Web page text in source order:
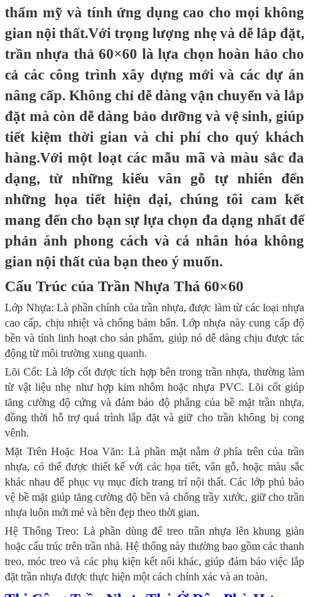
thẩm mỹ và tính ứng dụng cao cho mọi không
gian nội thất.Với trọng lượng nhẹ và dễ lắp đặt,
trần nhựa thả 60×60 là lựa chọn hoàn hảo cho
cả các công trình xây dựng mới và các dự án
nâng cấp. Không chỉ dễ dàng vận chuyển và lắp
đặt mà còn dễ dàng bảo dưỡng và vệ sinh, giúp
tiết kiệm thời gian và chi phí cho quý khách
hàng.Với một loạt các mẫu mã và màu sắc đa
dạng, từ những kiểu vân gỗ tự nhiên đến
những họa tiết hiện đại, chúng tôi cam kết
mang đến cho bạn sự lựa chọn đa dạng nhất để
phản ánh phong cách và cá nhân hóa không
gian nội thất của bạn theo ý muốn.
Cấu Trúc của Trần Nhựa Thả 60×60
Lớp Nhựa: Là phần chính của trần nhựa, được làm từ các loại nhựa
cao cấp, chịu nhiệt và chống bám bẩn. Lớp nhựa này cung cấp độ
bền và tính linh hoạt cho sản phẩm, giúp nó dễ dàng chịu được tác
động từ môi trường xung quanh.
Lõi Cốt: Là lớp cốt được tích hợp bên trong trần nhựa, thường làm
từ vật liệu nhẹ như hợp kim nhôm hoặc nhựa PVC. Lõi cốt giúp
tăng cường độ cứng và đảm bảo độ phẳng của bề mặt trần nhựa,
đồng thời hỗ trợ quá trình lắp đặt và giữ cho trần không bị cong
vênh.
Mặt Trên Hoặc Hoa Văn: Là phần mặt nằm ở phía trên của trần
nhựa, có thể được thiết kế với các họa tiết, vân gỗ, hoặc màu sắc
khác nhau để phục vụ mục đích trang trí nội thất. Các lớp phủ bảo
vệ bề mặt giúp tăng cường độ bền và chống trầy xước, giữ cho trần
nhựa luôn mới mẻ và bền đẹp theo thời gian.
Hệ Thống Treo: Là phần dùng để treo trần nhựa lên khung giàn
hoặc cấu trúc trên trần nhà. Hệ thống này thường bao gồm các thanh
treo, móc treo và các phụ kiện kết nối khác, giúp đảm bảo việc lắp
đặt trần nhựa được thực hiện một cách chính xác và an toàn.